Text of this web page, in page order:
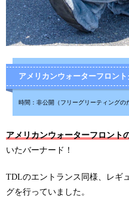
アメリカンウォーターフロン
時間：非公開（フリーグリーティングの
アメリカンウォーターフロント
いたバーナード！
TDLのエントランス同様、レギ
グを行っていました。